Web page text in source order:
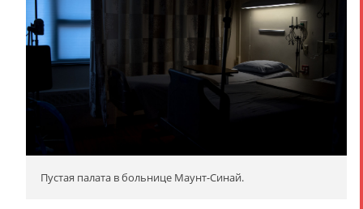
Пустая палата в больнице Маунт-Синай.